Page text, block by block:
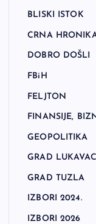
BLISKI ISTOK
CRNA
DOBRO DOŠLI
FBiH
FELJTON
FINANSIJE,
GEOPOLITIKA
GRAD LUKAVAC
GRAD TUZLA
IZBORI 2024.
IZBORI 2026